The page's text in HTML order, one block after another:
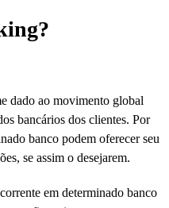
dado ao movimento global
bancários dos clientes. Por
banco podem oferecer seu
se assim o desejarem.
em determinado banco